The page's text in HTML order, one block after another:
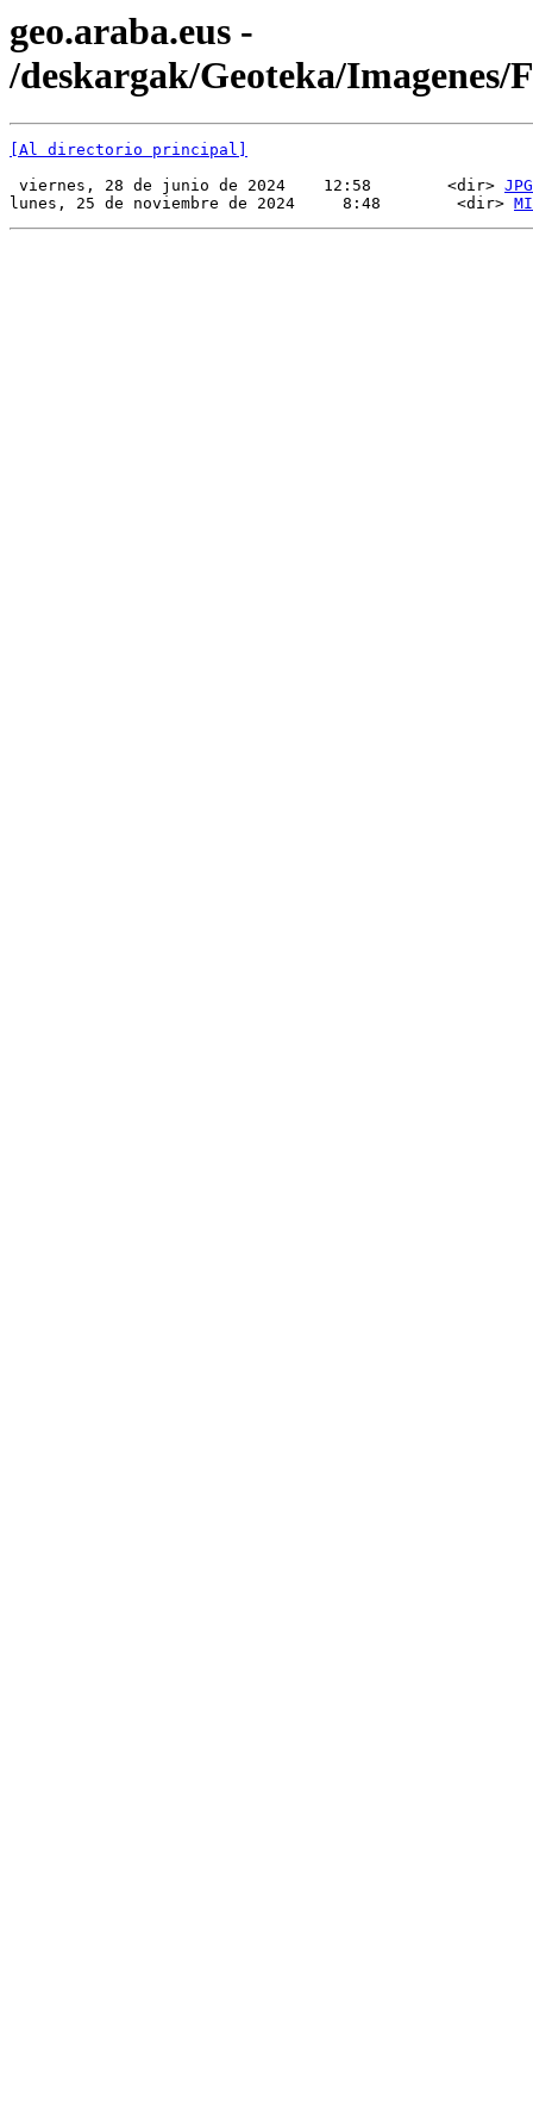
geo.araba.eus -
/deskargak/Geoteka/Imagenes/
[Al directorio principal]
viernes, 28 de junio de 2024    12:58        <dir> JPG
lunes, 25 de noviembre de 2024     8:48        <dir>